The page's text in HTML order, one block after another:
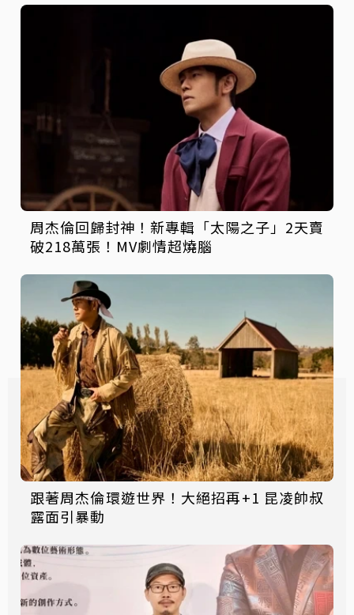
周杰倫回歸封神！新專輯「太陽之子」2天賣
破218萬張！MV劇情超燒腦
跟著周杰倫環遊世界！大絕招再+1 昆凌帥叔
露面引暴動